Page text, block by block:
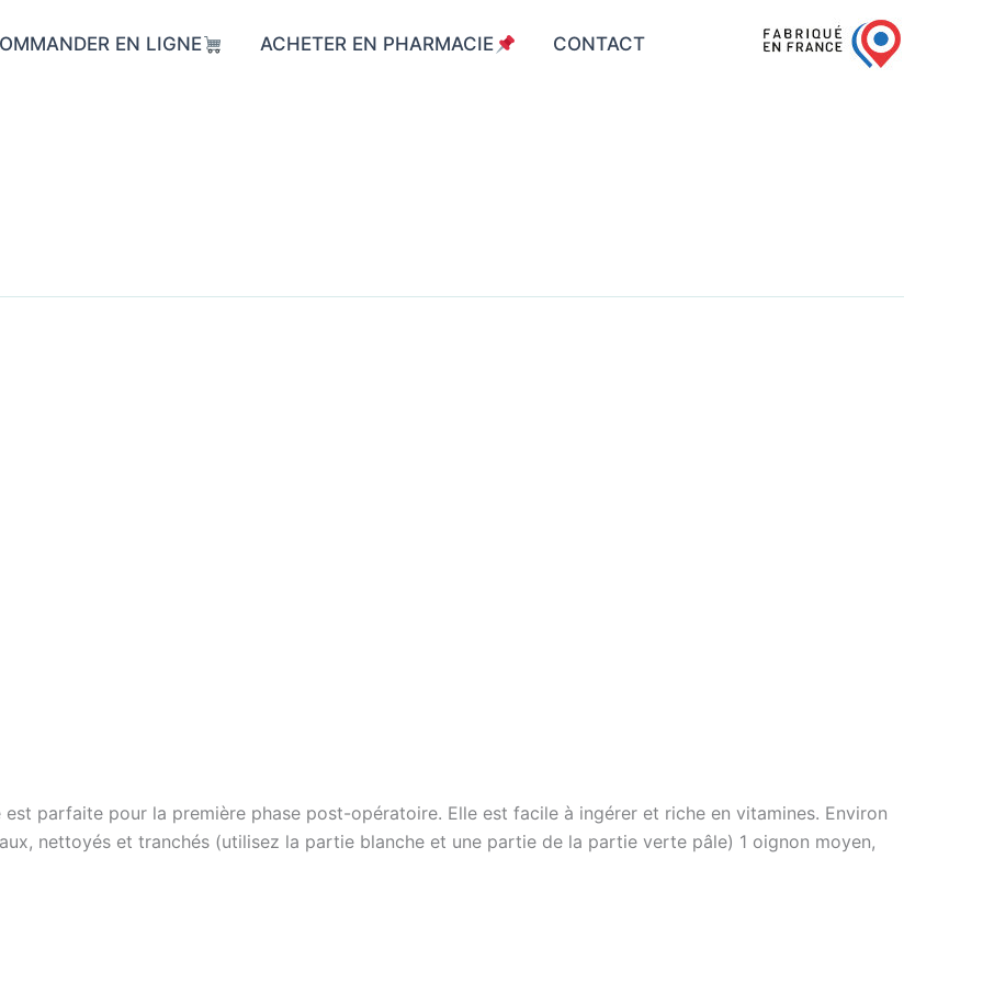
EN LIGNE ACHETER EN PHARMACIE CONTACT
parfaite pour la première phase post-opératoire. Elle est facile à ingérer et riche en vitamines. Environ
nettoyés et tranchés (utilisez la partie blanche et une partie de la partie verte pâle) 1 oignon moyen,